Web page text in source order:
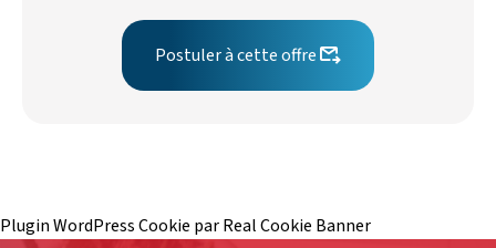
Postuler à cette offre
Plugin WordPress Cookie par Real Cookie Banner